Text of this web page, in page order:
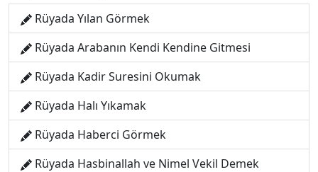
Rüyada Yılan Görmek
Rüyada Arabanın Kendi Kendine Gitmesi
Rüyada Kadir Suresini Okumak
Rüyada Halı Yıkamak
Rüyada Haberci Görmek
Rüyada Hasbinallah ve Nimel Vekil Demek